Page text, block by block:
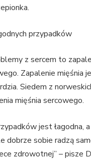
przypadków
z sercem to
Zapalenie mięśnia
Siedem z
mięśnia sercowego.
jest łagodna,
dobrze sobie radzą
zdrowotnej” – pisze